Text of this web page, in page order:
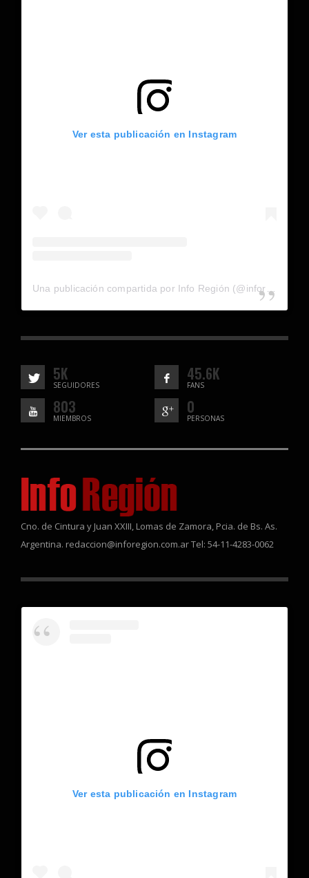
Ver esta publicación en Instagram
5K
SEGUIDORES
45.6K
FANS
803
MIEMBROS
0
PERSONAS
Cno. de Cintura y Juan XXIII, Lomas de Zamora, Pcia. de Bs. As.
Argentina. redaccion@inforegion.com.ar Tel: 54-11-4283-0062
Ver esta publicación en Instagram